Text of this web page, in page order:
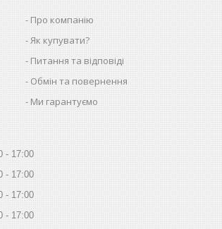
Про компанію
Як купувати?
Питання та відповіді
Обмін та повернення
Ми гарантуємо
17:00
17:00
17:00
17:00